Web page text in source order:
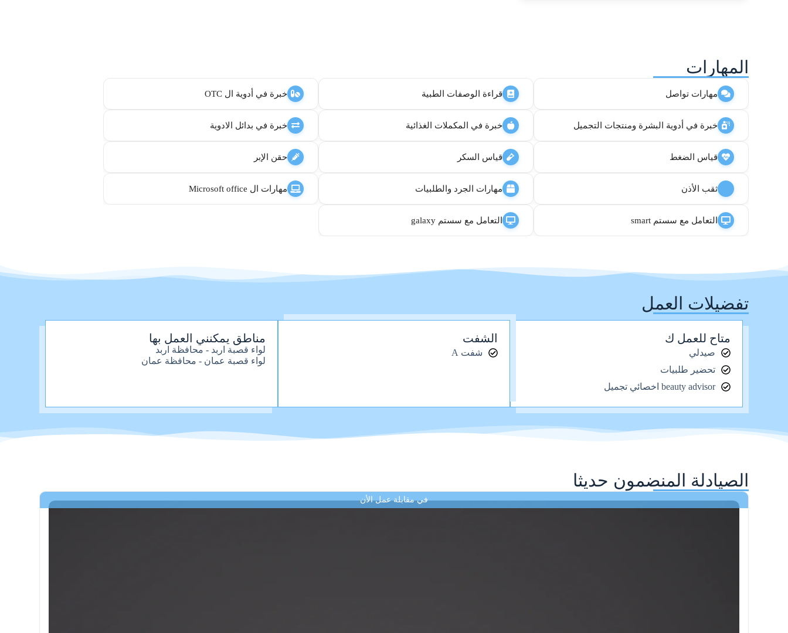
المهارات
مهارات تواصل قراءة الوصفات الطبية خبرة في أدوية ال OTC
خبرة في أدوية البشرة ومنتجات التجميل خبرة في المكملات الغذائية خبرة في بدائل الادوية
قياس الضغط قياس السكر حقن الإبر
ثقب الأذن مهارات الجرد والطلبيات مهارات ال Microsoft office
التعامل مع سستم smart التعامل مع سستم galaxy
تفضيلات العمل
متاح للعمل ك
صيدلي
تحضير طلبيات
beauty advisor اخصائي تجميل
الشفت
شفت A
مناطق يمكنني العمل بها
لواء قصبة اربد - محافظة اربد
لواء قصبة عمان - محافظة عمان
الصيادلة المنضمون حديثا
في مقابلة عمل الأن